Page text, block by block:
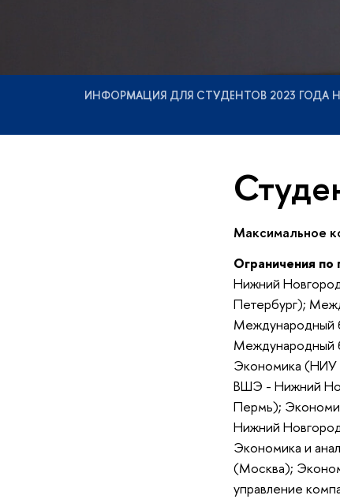
ИНФОРМАЦИЯ ДЛЯ СТУДЕНТОВ 2023 ГОДА
Максимальное
Ограничения по
Нижний
Петербург);
Международный
Международный
Экономика
ВШЭ - Нижний
Пермь);
Нижний
Экономика и
(Москва);
управление